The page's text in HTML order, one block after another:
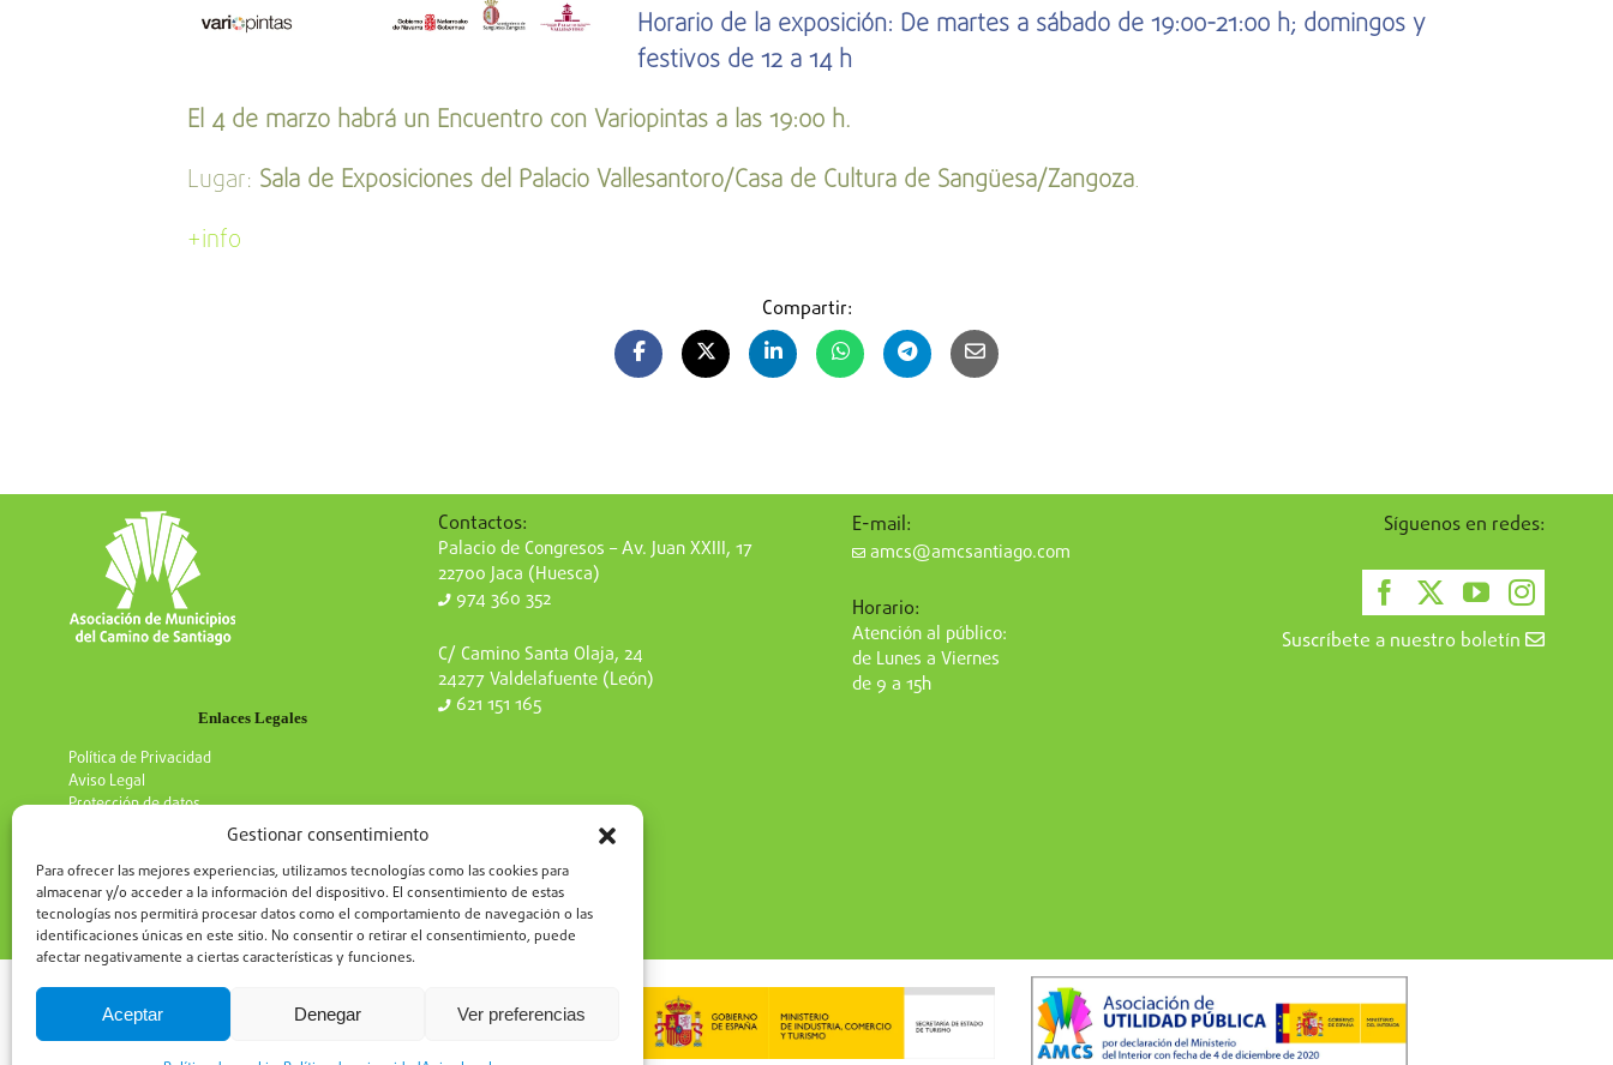
Gestionar consentimiento
Para ofrecer las mejores experiencias, utilizamos tecnologías como las cookies para
almacenar y/o acceder a la información del dispositivo. El consentimiento de estas
tecnologías nos permitirá procesar datos como el comportamiento de navegación o las
identificaciones únicas en este sitio. No consentir o retirar el consentimiento, puede
afectar negativamente a ciertas características y funciones.
Aceptar Denegar Ver preferencias
Horario de la exposición: De martes a sábado de 19:00-21:00 h; domingos y
festivos de 12 a 14 h
El 4 de marzo habrá un Encuentro con Variopintas a las 19:00 h.
Lugar: Sala de Exposiciones del Palacio Vallesantoro/Casa de Cultura de Sangüesa/Zangoza.
+info
Compartir:
Enlaces Legales
Política de Privacidad
Aviso Legal
Protección de datos
Contactos:
Palacio de Congresos – Av. Juan XXIII, 17
22700 Jaca (Huesca)
974 360 352
C/ Camino Santa Olaja, 24
24277 Valdelafuente (León)
621 151 165
E-mail:
amcs@amcsantiago.com
Horario:
Atención al público:
de Lunes a Viernes
de 9 a 15h
Síguenos en redes:
Suscríbete a nuestro boletín